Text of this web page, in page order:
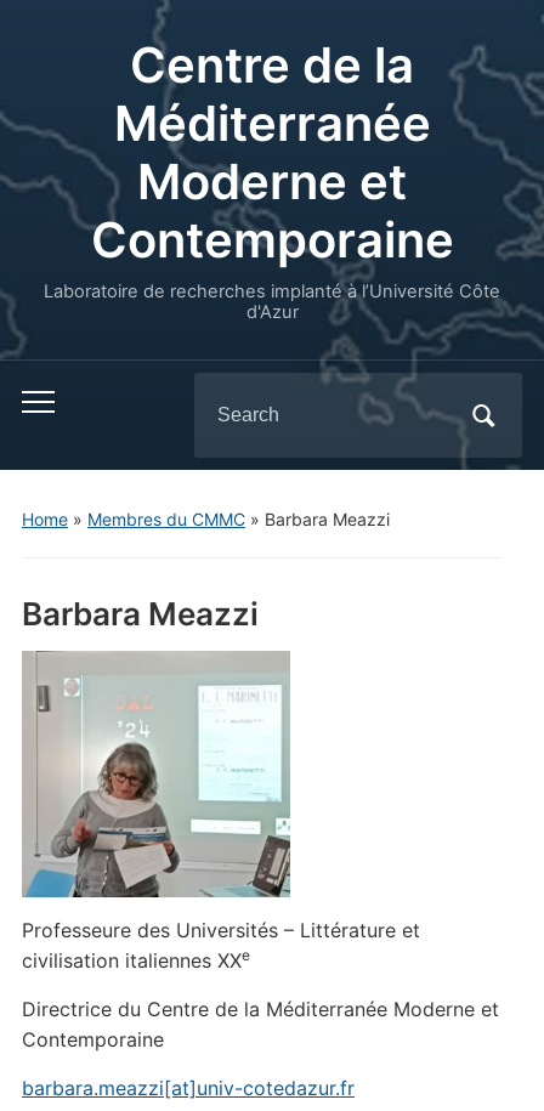
Centre de la
Méditerranée
Moderne et
Contemporaine
Laboratoire de recherches implanté à l’Université Côte
d'Azur
for:
Home» Membres du CMMC» Barbara Meazzi
Barbara Meazzi
Professeure des Universités – Littérature et
civilisation italiennes XXe
Directrice du Centre de la Méditerranée Moderne et
Contemporaine
barbara.meazzi[at]univ-cotedazur.fr